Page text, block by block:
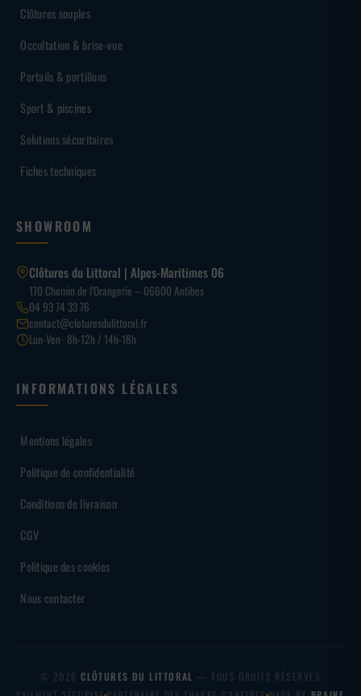
Clôtures souples
Occultation & brise-vue
Portails & portillons
Sport & piscines
Solutions sécuritaires
Fiches techniques
SHOWROOM
Clôtures du Littoral | Alpes-Maritimes 06
170 Chemin de l’Orangerie – 06600 Antibes
04 93 74 33 76
contact@cloturesdulittoral.fr
Lun-Ven · 8h-12h / 14h-18h
INFORMATIONS LÉGALES
Mentions légales
Politique de confidentialité
Conditions de livraison
CGV
Politique des cookies
Nous contacter
© 2026CLÔTURES DU LITTORAL — TOUS DROITS RÉSERVÉS